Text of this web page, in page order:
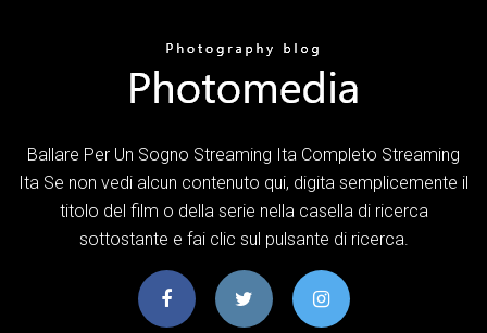
Ballare Per Un Sogno Streaming Ita Completo Streaming
Ita Se non vedi alcun contenuto qui, digita semplicemente il
titolo del film o della serie nella casella di ricerca
sottostante e fai clic sul pulsante di ricerca.